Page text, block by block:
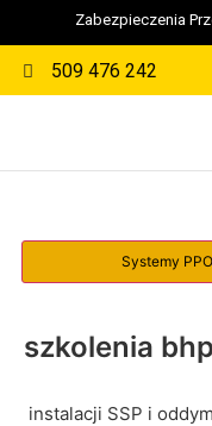
Zabezpieczenia
509 476 242
szkolenia
instalacji SSP i